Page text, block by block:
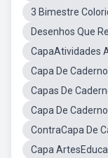
3 Bimestre
Desenhos Que
CapaAtividades
Capa De
Capas De
Capa De
ContraCapa De
Capa